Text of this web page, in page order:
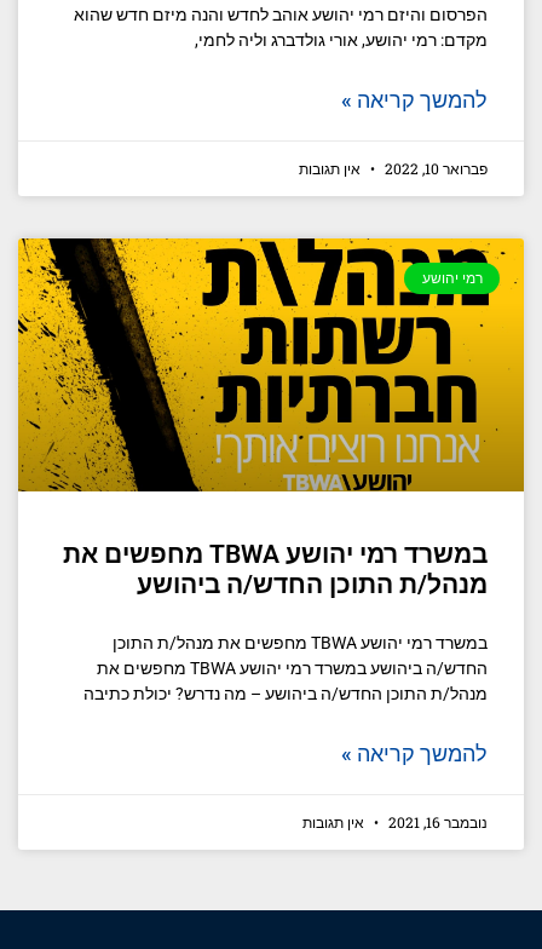
הפרסום והיזם רמי יהושע אוהב לחדש והנה מיזם חדש שהוא
מקדם: רמי יהושע, אורי גולדברג וליה לחמי,
להמשך קריאה »
פברואר 10, 2022 אין תגובות
רמי יהושע
במשרד רמי יהושע TBWA מחפשים את
מנהל/ת התוכן החדש/ה ביהושע
במשרד רמי יהושע TBWA מחפשים את מנהל/ת התוכן
החדש/ה ביהושע במשרד רמי יהושע TBWA מחפשים את
מנהל/ת התוכן החדש/ה ביהושע – מה נדרש? יכולת כתיבה
להמשך קריאה »
נובמבר 16, 2021 אין תגובות